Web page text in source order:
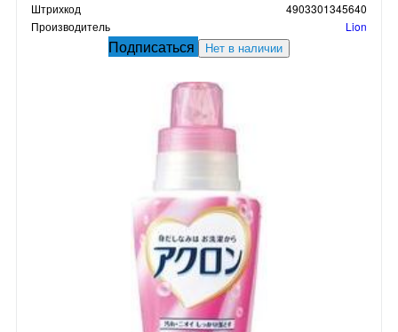
Штрихкод
4903301345640
Производитель
Lion
Подписаться Нет в наличии